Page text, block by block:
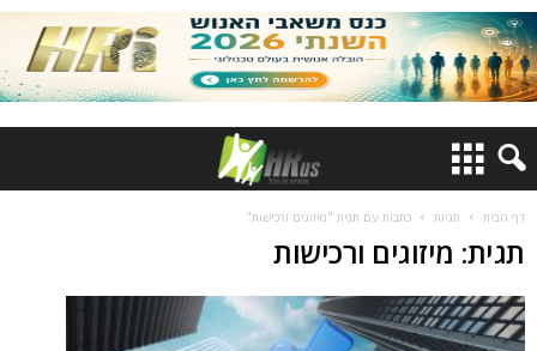
דף הבית תגיות כתבות עם תגית "מיזוגים ורכישות"
תגית: מיזוגים ורכישות